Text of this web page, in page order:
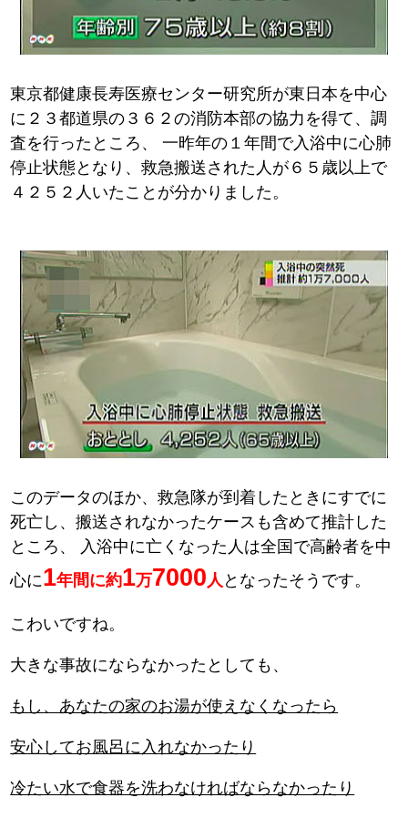
東京都健康長寿医療センター研究所が東日本を中心
に２３都道県の３６２の消防本部の協力を得て、調
査を行ったところ、
一昨年の１年間で入浴中に心肺
停止状態となり、救急搬送された人が６５歳以上で
４２５２人いたことが分かりました。
このデータのほか、救急隊が到着したときにすでに
死亡し、搬送されなかったケースも含めて推計した
ところ、
入浴中に亡くなった人は全国で高齢者を中
心に1年間に約1万7000 人 となったそうです。
こわいですね。
大きな事故にならなかったとしても、
もし、あなたの家のお湯が使えなくなったら
安心してお風呂に入れなかったり
冷たい水で食器を洗わなければならなかったり